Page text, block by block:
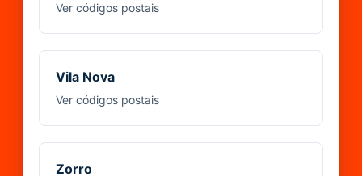
Ver códigos postais
Vila Nova
Ver códigos postais
Zorro